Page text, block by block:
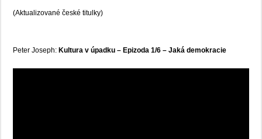
(Aktualizované české titulky)
Peter Joseph: Kultura v úpadku – Epizoda 1/6 – Jaká demokracie